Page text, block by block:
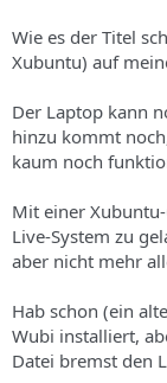
s
T
e
m
s
d
a
u
m
Wie es der Titel
Xubuntu) auf
Der Laptop kann
hinzu kommt
kaum noch
Mit einer
Live-System zu
aber nicht mehr
Hab schon (ein
Wubi installiert,
Datei bremst den